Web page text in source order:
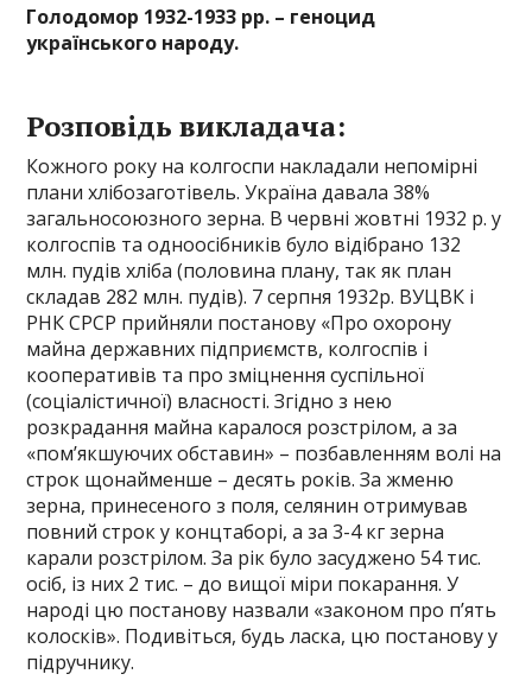
Голодомор 1932-1933 рр. – геноцид
українського народу.
Розповідь викладача:
Кожного року на колгоспи накладали непомірні
плани хлібозаготівель. Україна давала 38%
загальносоюзного зерна. В червні жовтні 1932 р. у
колгоспів та одноосібників було відібрано 132
млн. пудів хліба (половина плану, так як план
складав 282 млн. пудів). 7 серпня 1932р. ВУЦВК і
РНК СРСР прийняли постанову «Про охорону
майна державних підприємств, колгоспів і
кооперативів та про зміцнення суспільної
(соціалістичної) власності. Згідно з нею
розкрадання майна каралося розстрілом, а за
«пом’якшуючих обставин» – позбавленням волі на
строк щонайменше – десять років. За жменю
зерна, принесеного з поля, селянин отримував
повний строк у концтаборі, а за 3-4 кг зерна
карали розстрілом. За рік було засуджено 54 тис.
осіб, із них 2 тис. – до вищої міри покарання. У
народі цю постанову назвали «законом про п’ять
колосків». Подивіться, будь ласка, цю постанову у
підручнику.